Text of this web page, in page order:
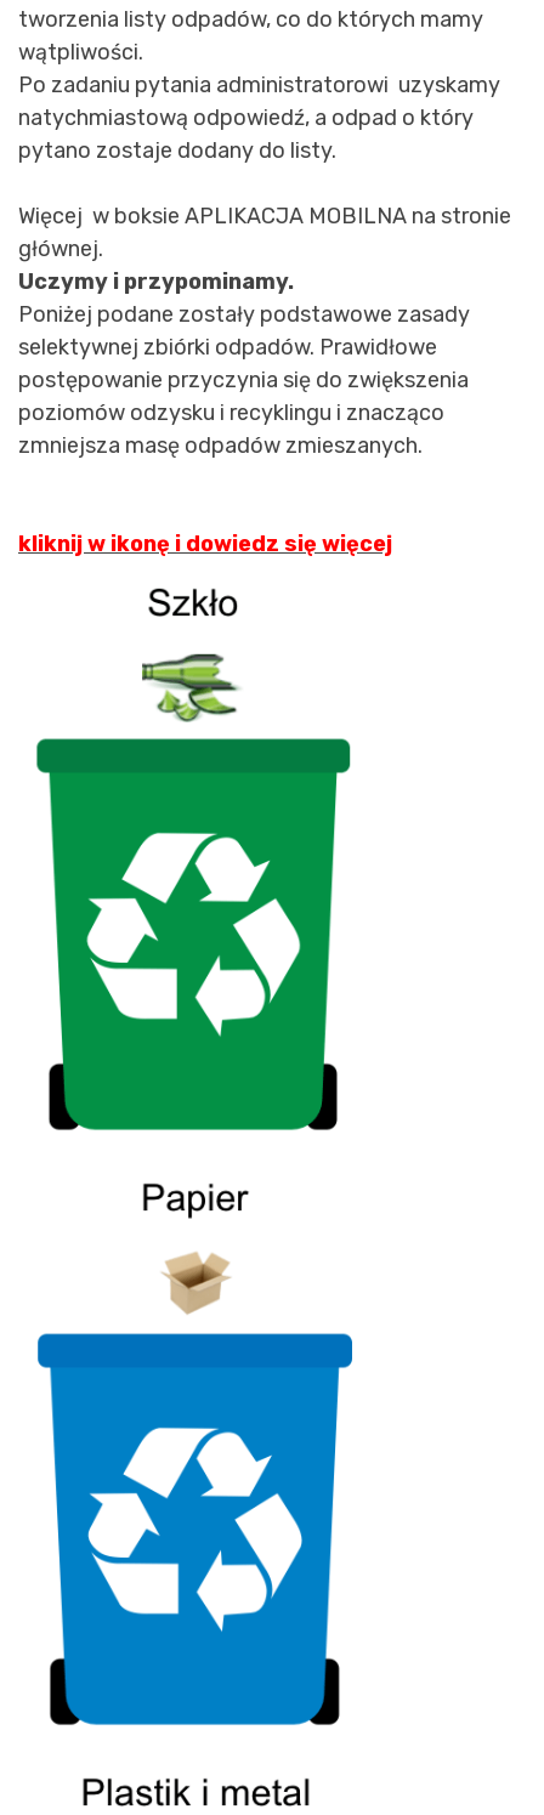
tworzenia listy odpadów, co do których mamy
wątpliwości.
Po zadaniu pytania administratorowi uzyskamy
natychmiastową odpowiedź, a odpad o który
pytano zostaje dodany do listy.
Więcej w boksie APLIKACJA MOBILNA na stronie
głównej.
Uczymy i przypominamy.
Poniżej podane zostały podstawowe zasady
selektywnej zbiórki odpadów. Prawidłowe
postępowanie przyczynia się do zwiększenia
poziomów odzysku i recyklingu i znacząco
zmniejsza masę odpadów zmieszanych.
kliknij w ikonę i dowiedz się więcej